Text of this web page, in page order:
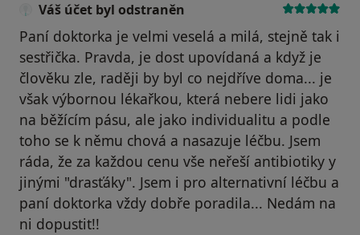
Váš účet byl odstraněn
Paní doktorka je velmi veselá a milá, stejně tak i
sestřička. Pravda, je dost upovídaná a když je
člověku zle, raději by byl co nejdříve doma... je
však výbornou lékařkou, která nebere lidi jako
na běžícím pásu, ale jako individualitu a podle
toho se k němu chová a nasazuje léčbu. Jsem
ráda, že za každou cenu vše neřeší antibiotiky y
jinými "drasťáky". Jsem i pro alternativní léčbu a
paní doktorka vždy dobře poradila... Nedám na
ni dopustit!!